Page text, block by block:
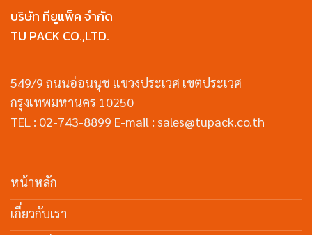
บริษัท ทียูแพ็ค จำกัด
TU PACK CO.,LTD.
549/9 ถนนอ่อนนุช แขวงประเวศ เขตประเวศ
กรุงเทพมหานคร 10250
TEL : 02-743-8899 E-mail : sales@tupack.co.th
หน้าหลัก
เกี่ยวกับเรา